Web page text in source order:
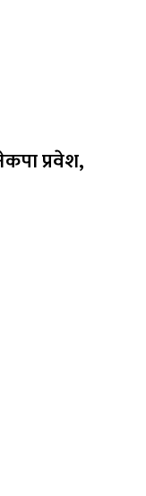
प्रवेश,